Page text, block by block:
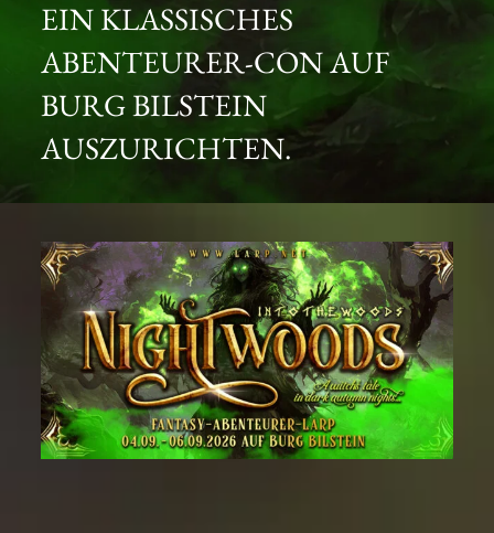
EIN KLASSISCHES
ABENTEURER-CON AUF
BURG BILSTEIN
AUSZURICHTEN.